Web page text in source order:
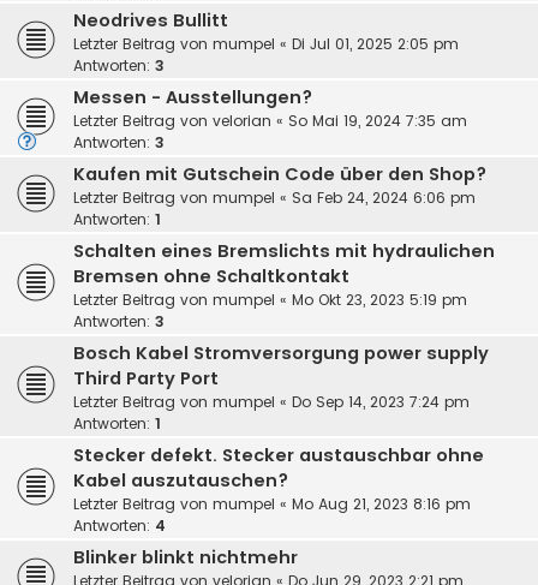
Neodrives Bullitt
Letzter Beitrag von mumpel « Di Jul 01, 2025 2:05 pm
Antworten: 3
Messen - Ausstellungen?
Letzter Beitrag von velorian « So Mai 19, 2024 7:35 am
Antworten: 3
Kaufen mit Gutschein Code über den Shop?
Letzter Beitrag von mumpel « Sa Feb 24, 2024 6:06 pm
Antworten: 1
Schalten eines Bremslichts mit hydraulichen
Bremsen ohne Schaltkontakt
Letzter Beitrag von mumpel « Mo Okt 23, 2023 5:19 pm
Antworten: 3
Bosch Kabel Stromversorgung power supply
Third Party Port
Letzter Beitrag von mumpel « Do Sep 14, 2023 7:24 pm
Antworten: 1
Stecker defekt. Stecker austauschbar ohne
Kabel auszutauschen?
Letzter Beitrag von mumpel « Mo Aug 21, 2023 8:16 pm
Antworten: 4
Blinker blinkt nichtmehr
Letzter Beitrag von velorian « Do Jun 29, 2023 2:21 pm